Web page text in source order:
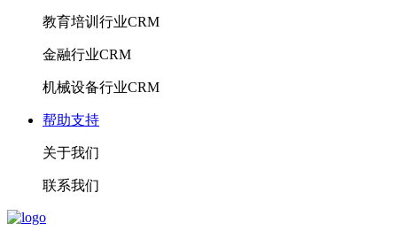
教育培训行业CRM
金融行业CRM
机械设备行业CRM
帮助支持
关于我们
联系我们